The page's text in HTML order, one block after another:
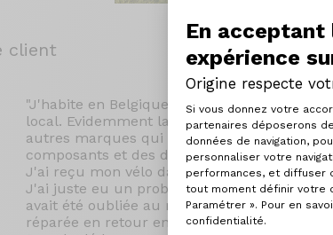
En acceptant
expérience
Origine respecte
Plateforme
Si vous donnez votre
partenaires déposerons
données de navigation,
personnaliser votre
performances, et diffuser
tout moment définir votre
Paramétrer ». Pour en
confidentialité.
client
"J'habite en Belgique à 1h30 (en voiture)
local. Evidemment la configuration à la
autres marques qui nous imposent la
composants et des délais très longs ces
J'ai reçu mon vélo dans les délais
J'ai juste eu un problème de serrage de la
avait été oubliée au montage. J'ai contacté
réparée en retour en une semaine. Après